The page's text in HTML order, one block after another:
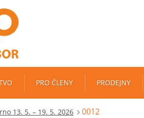
PRO ČLENY PRODEJNY
13. 5. – 19. 5. 2026 0012